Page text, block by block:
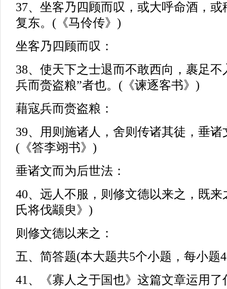
37、坐客乃四顾而叹，或大呼命酒，
复东。(《马伶传》)
坐客乃四顾而叹：
38、使天下之士退而不敢西向，裹足不
兵而赍盗粮”者也。(《谏逐客书》)
藉寇兵而赍盗粮：
39、用则施诸人，舍则传诸其徒，垂
(《答李翊书》)
垂诸文而为后世法：
40、远人不服，则修文德以来之，既
氏将伐颛臾》)
则修文德以来之：
五、简答题(本大题共5个小题，每小题
41、《寡人之于国也》这篇文章运用